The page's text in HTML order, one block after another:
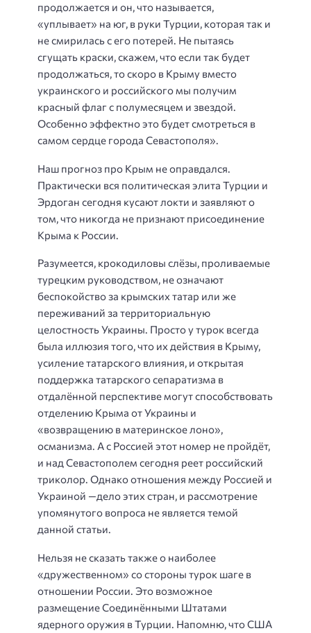
продолжается и он, что называется,
«уплывает» на юг, в руки Турции, которая так и
не смирилась с его потерей. Не пытаясь
сгущать краски, скажем, что если так будет
продолжаться, то скоро в Крыму вместо
украинского и российского мы получим
красный флаг с полумесяцем и звездой.
Особенно эффектно это будет смотреться в
самом сердце города Севастополя».
Наш прогноз про Крым не оправдался.
Практически вся политическая элита Турции и
Эрдоган сегодня кусают локти и заявляют о
том, что никогда не признают присоединение
Крыма к России.
Разумеется, крокодиловы слёзы, проливаемые
турецким руководством, не означают
беспокойство за крымских татар или же
переживаний за территориальную
целостность Украины. Просто у турок всегда
была иллюзия того, что их действия в Крыму,
усиление татарского влияния, и открытая
поддержка татарского сепаратизма в
отдалённой перспективе могут способствовать
отделению Крыма от Украины и
«возвращению в материнское лоно»,
османизма. А с Россией этот номер не пройдёт,
и над Севастополем сегодня реет российский
триколор. Однако отношения между Россией и
Украиной —дело этих стран, и рассмотрение
упомянутого вопроса не является темой
данной статьи.
Нельзя не сказать также о наиболее
«дружественном» со стороны турок шаге в
отношении России. Это возможное
размещение Соединёнными Штатами
ядерного оружия в Турции. Напомню, что США